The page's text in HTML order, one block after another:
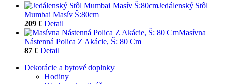
Jedálenský Stôl
Mumbai Masív Š:80cm
209 € Detail
Masívna
Nástenná Polica Z Akácie, Š: 80 Cm
87 € Detail
Dekorácie a bytové doplnky
Hodiny